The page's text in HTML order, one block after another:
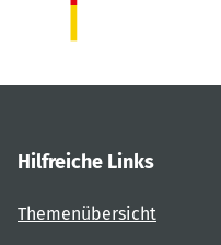
Hilfreiche Links
Themenübersicht